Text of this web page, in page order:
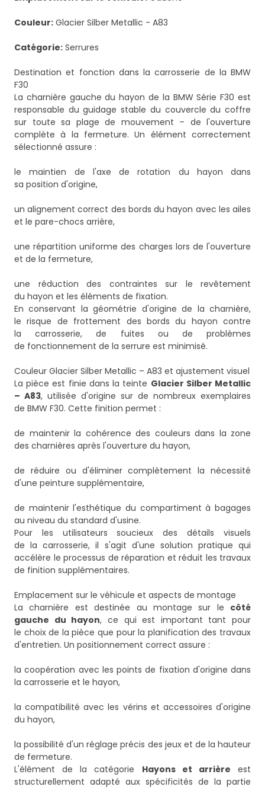
Couleur: Glacier Silber Metallic - A83
Catégorie: Serrures
Destination et fonction dans la carrosserie de la BMW
F30
La charnière gauche du hayon de la BMW Série F30 est
responsable du guidage stable du couvercle du coffre
sur toute sa plage de mouvement – de l'ouverture
complète à la fermeture. Un élément correctement
sélectionné assure :
le maintien de l'axe de rotation du hayon dans
sa position d'origine,
un alignement correct des bords du hayon avec les ailes
et le pare-chocs arrière,
une répartition uniforme des charges lors de l'ouverture
et de la fermeture,
une réduction des contraintes sur le revêtement
du hayon et les éléments de fixation.
En conservant la géométrie d'origine de la charnière,
le risque de frottement des bords du hayon contre
la carrosserie, de fuites ou de problèmes
de fonctionnement de la serrure est minimisé.
Couleur Glacier Silber Metallic – A83 et ajustement visuel
La pièce est finie dans la teinte Glacier Silber Metallic
– A83, utilisée d'origine sur de nombreux exemplaires
de BMW F30. Cette finition permet :
de maintenir la cohérence des couleurs dans la zone
des charnières après l'ouverture du hayon,
de réduire ou d'éliminer complètement la nécessité
d'une peinture supplémentaire,
de maintenir l'esthétique du compartiment à bagages
au niveau du standard d'usine.
Pour les utilisateurs soucieux des détails visuels
de la carrosserie, il s'agit d'une solution pratique qui
accélère le processus de réparation et réduit les travaux
de finition supplémentaires.
Emplacement sur le véhicule et aspects de montage
La charnière est destinée au montage sur le côté
gauche du hayon, ce qui est important tant pour
le choix de la pièce que pour la planification des travaux
d'entretien. Un positionnement correct assure :
la coopération avec les points de fixation d'origine dans
la carrosserie et le hayon,
la compatibilité avec les vérins et accessoires d'origine
du hayon,
la possibilité d'un réglage précis des jeux et de la hauteur
de fermeture.
L'élément de la catégorie Hayons et arrière est
structurellement adapté aux spécificités de la partie